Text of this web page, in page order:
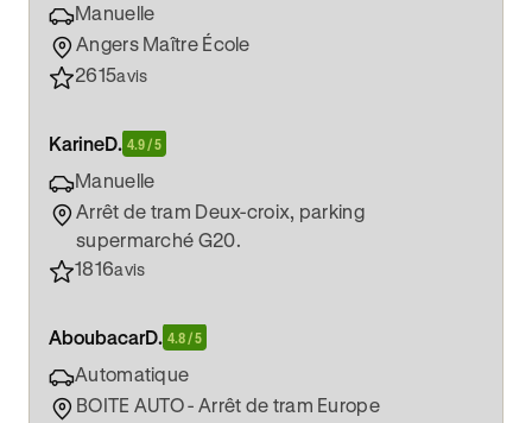
Manuelle
Angers Maître École
2615avis
KarineD. 4.9 / 5
Manuelle
Arrêt de tram Deux-croix, parking
supermarché G20.
1816avis
AboubacarD. 4.8 / 5
Automatique
BOITE AUTO - Arrêt de tram Europe